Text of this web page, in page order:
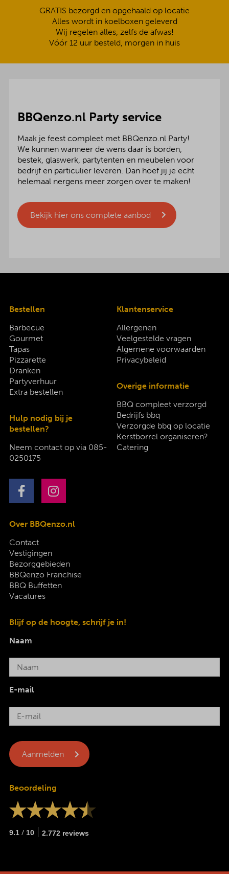
GRATIS bezorgd en opgehaald op locatie
Alles wordt in koelboxen geleverd
Wij regelen alles, zelfs de afwas!
Vóór 12 uur besteld, morgen in huis
BBQenzo.nl Party service
Maak je feest compleet met BBQenzo.nl Party!
We kunnen wanneer de wens daar is borden,
bestek, glaswerk, partytenten en meubelen voor
bedrijf en particulier leveren. Dan hoef jij je echt
helemaal nergens meer zorgen over te maken!
Bekijk hier ons complete aanbod
Bestellen
Barbecue
Gourmet
Tapas
Pizzarette
Dranken
Partyverhuur
Extra bestellen
Hulp nodig bij je
bestellen?
Neem contact op via 085-
0250175
Klantenservice
Allergenen
Veelgestelde vragen
Algemene voorwaarden
Privacybeleid
Overige informatie
BBQ compleet verzorgd
Bedrijfs bbq
Verzorgde bbq op locatie
Kerstborrel organiseren?
Catering
Over BBQenzo.nl
Contact
Vestigingen
Bezorggebieden
BBQenzo Franchise
BBQ Buffetten
Vacatures
Blijf op de hoogte, schrijf je in!
Naam
E-mail
Beoordeling
9.1 / 10 2.772 reviews